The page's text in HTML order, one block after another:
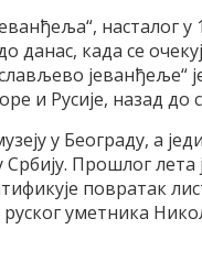
насталог у
данас, када се
и Русије, назад до
у Београду, а
Прошлог
повратак
уметника